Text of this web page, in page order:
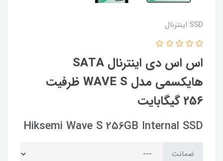
SSD اینترنال
اس اس دی اینترنال SATA
هایکسمی مدل WAVE S ظرفیت
256 گیگابایت
Hiksemi Wave S 256GB Internal SSD
ضمانت